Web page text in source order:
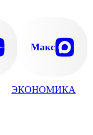
ЭКОНОМИКА
Макс